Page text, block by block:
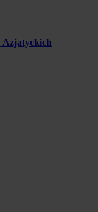
Azjatyckich